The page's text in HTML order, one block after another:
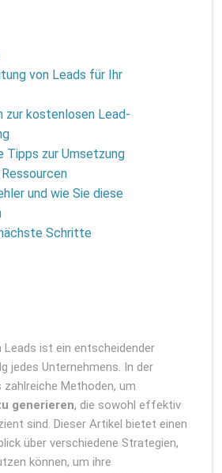
von Leads für Ihr
zur kostenlosen Lead-
Tipps zur Umsetzung
und wie Sie diese
Schritte
Leads ist ein entscheidender
jedes Unternehmens. In der
Methoden, um
generieren, die sowohl effektiv
sind. Dieser Artikel bietet einen
über verschiedene Strategien,
können, um ihre